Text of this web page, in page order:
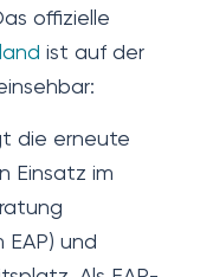
offizielle
ist auf der
die erneute
Einsatz im
EAP) und